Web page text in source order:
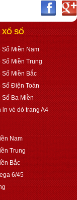
SỐ
Số Miền Nam
Số Miền Trung
Số Miền Bắc
Số Điện Toán
Số Ba Miền
in vé dò trang A4
Nam
Trung
Bắc
6/45